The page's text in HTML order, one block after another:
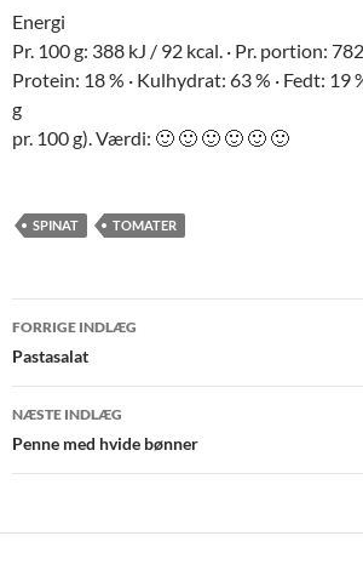
Energi
Pr. 100 g: 388 kJ / 92 kcal. · Pr. portion:
Protein: 18 % · Kulhydrat: 63 % · Fedt: 19
g
pr. 100 g). Værdi: 🙂 🙂 🙂 🙂 🙂 🙂
SPINAT TOMATER
Indlægsnavigation
FORRIGE INDLÆG
Pastasalat
NÆSTE INDLÆG
Penne med hvide bønner